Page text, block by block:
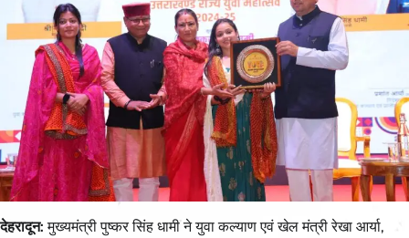
देहरादून: मुख्यमंत्री पुष्कर सिंह धामी ने युवा कल्याण एवं खेल मंत्री रेखा आर्या,